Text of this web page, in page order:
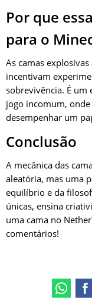
Por que
para o
As camas
incentivam
sobrevivência. É
jogo incomum,
desempenhar um
Conclusão
A mecânica das
aleatória, mas uma
equilíbrio e da
únicas, ensina
uma cama no
comentários!